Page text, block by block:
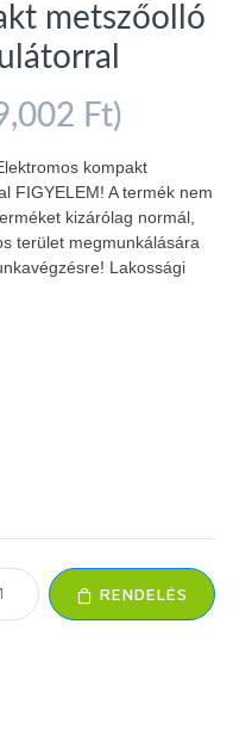
metszőolló
Ft)
kompakt
FIGYELEM! A termék nem
kizárólag normál,
terület megmunkálására
Lakossági
RENDELÉS